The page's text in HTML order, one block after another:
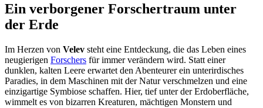
Ein verborgener Forschertraum unter
der Erde
Im Herzen von Velev steht eine Entdeckung, die das Leben eines
neugierigen Forschers für immer verändern wird. Statt einer
dunklen, kalten Leere erwartet den Abenteurer ein unterirdisches
Paradies, in dem Maschinen mit der Natur verschmelzen und eine
einzigartige Symbiose schaffen. Hier, tief unter der Erdoberfläche,
wimmelt es von bizarren Kreaturen, mächtigen Monstern und